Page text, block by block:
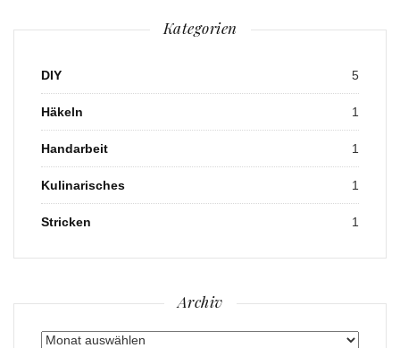
Kategorien
DIY 5
Häkeln 1
Handarbeit 1
Kulinarisches 1
Stricken 1
Archiv
Archiv